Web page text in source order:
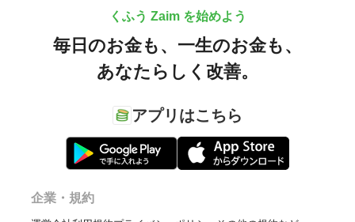
くふう Zaim を始めよう
毎日のお金も、 一生のお金も、
あなたらしく改善。
アプリはこちら
企業・規約